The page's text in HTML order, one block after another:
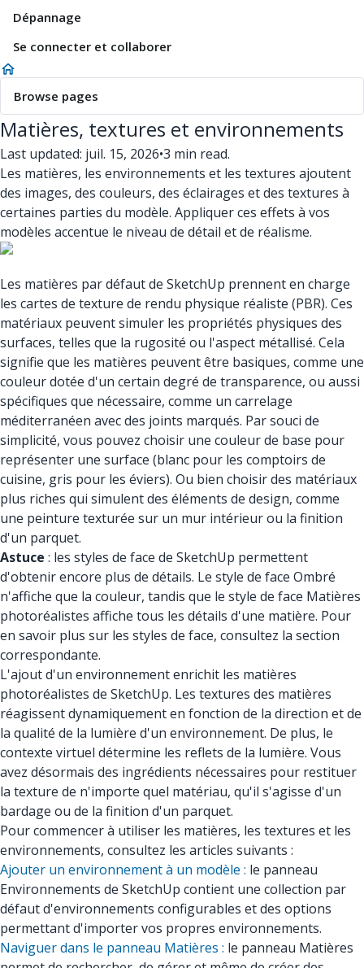
Dépannage
Se connecter et collaborer
Browse pages
Matières, textures et environnements
Last updated: juil. 15, 2026•3 min read.
Les matières, les environnements et les textures ajoutent
des images, des couleurs, des éclairages et des textures à
certaines parties du modèle. Appliquer ces effets à vos
modèles accentue le niveau de détail et de réalisme.
Les matières par défaut de SketchUp prennent en charge
les cartes de texture de rendu physique réaliste (PBR). Ces
matériaux peuvent simuler les propriétés physiques des
surfaces, telles que la rugosité ou l'aspect métallisé. Cela
signifie que les matières peuvent être basiques, comme une
couleur dotée d'un certain degré de transparence, ou aussi
spécifiques que nécessaire, comme un carrelage
méditerranéen avec des joints marqués. Par souci de
simplicité, vous pouvez choisir une couleur de base pour
représenter une surface (blanc pour les comptoirs de
cuisine, gris pour les éviers). Ou bien choisir des matériaux
plus riches qui simulent des éléments de design, comme
une peinture texturée sur un mur intérieur ou la finition
d'un parquet.
Astuce : les styles de face de SketchUp permettent
d'obtenir encore plus de détails. Le style de face Ombré
n'affiche que la couleur, tandis que le style de face Matières
photoréalistes affiche tous les détails d'une matière. Pour
en savoir plus sur les styles de face, consultez la section
correspondante.
L'ajout d'un environnement enrichit les matières
photoréalistes de SketchUp. Les textures des matières
réagissent dynamiquement en fonction de la direction et de
la qualité de la lumière d'un environnement. De plus, le
contexte virtuel détermine les reflets de la lumière. Vous
avez désormais des ingrédients nécessaires pour restituer
la texture de n'importe quel matériau, qu'il s'agisse d'un
bardage ou de la finition d'un parquet.
Pour commencer à utiliser les matières, les textures et les
environnements, consultez les articles suivants :
Ajouter un environnement à un modèle : le panneau
Environnements de SketchUp contient une collection par
défaut d'environnements configurables et des options
permettant d'importer vos propres environnements.
Naviguer dans le panneau Matières : le panneau Matières